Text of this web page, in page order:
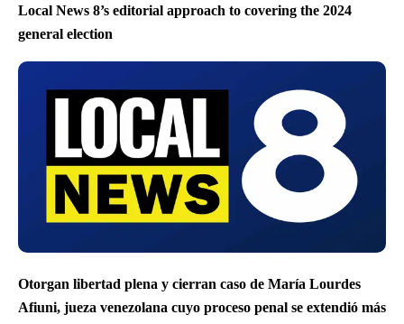
Local News 8’s editorial approach to covering the 2024
general election
Otorgan libertad plena y cierran caso de María Lourdes
Afiuni, jueza venezolana cuyo proceso penal se extendió más